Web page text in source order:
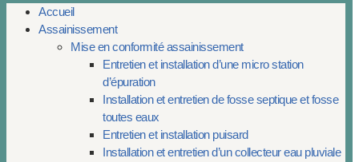
Accueil
Assainissement
Mise en conformité assainissement
Entretien et installation d’une micro station
d’épuration
Installation et entretien de fosse septique et fosse
toutes eaux
Entretien et installation puisard
Installation et entretien d’un collecteur eau pluviale